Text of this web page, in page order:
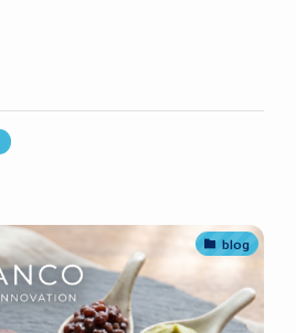
blog